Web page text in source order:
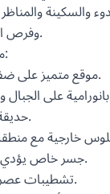
وفرص
موقع متميز على
على الجبال
خارجية مع
جسر خاص يؤدي
تشطيبات